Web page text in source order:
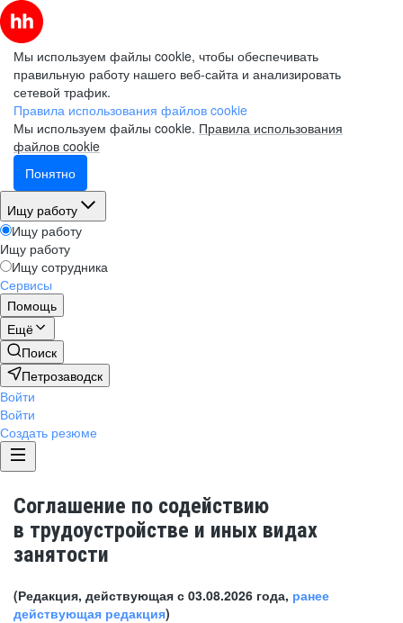
Мы используем файлы cookie, чтобы обеспечивать
правильную работу нашего веб-сайта и анализировать
сетевой трафик.
Правила использования файлов cookie
Мы используем файлы cookie. Правила использования
файлов cookie
Понятно
Ищу работу
Ищу работу
Ищу работу
Ищу сотрудника
Сервисы
Помощь
Ещё
Поиск
Петрозаводск
Войти
Войти
Создать резюме
Соглашение по содействию
в трудоустройстве и иных видах
занятости
(Редакция, действующая с 03.08.2026 года, ранее
действующая редакция)